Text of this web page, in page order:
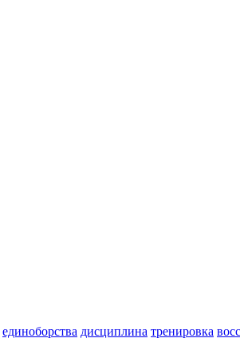
единоборства дисциплина тренировка